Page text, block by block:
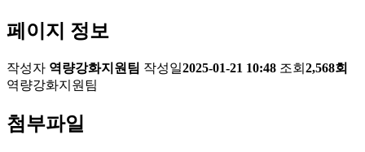
페이지 정보
작성자 역량강화지원팀 작성일2025-01-21 10:48 조회 2,568회
역량강화지원팀
첨부파일